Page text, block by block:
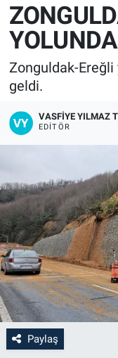
Zonguldak-
geldi.
VASFIYE YILMAZ
EDITÖR
Paylaş